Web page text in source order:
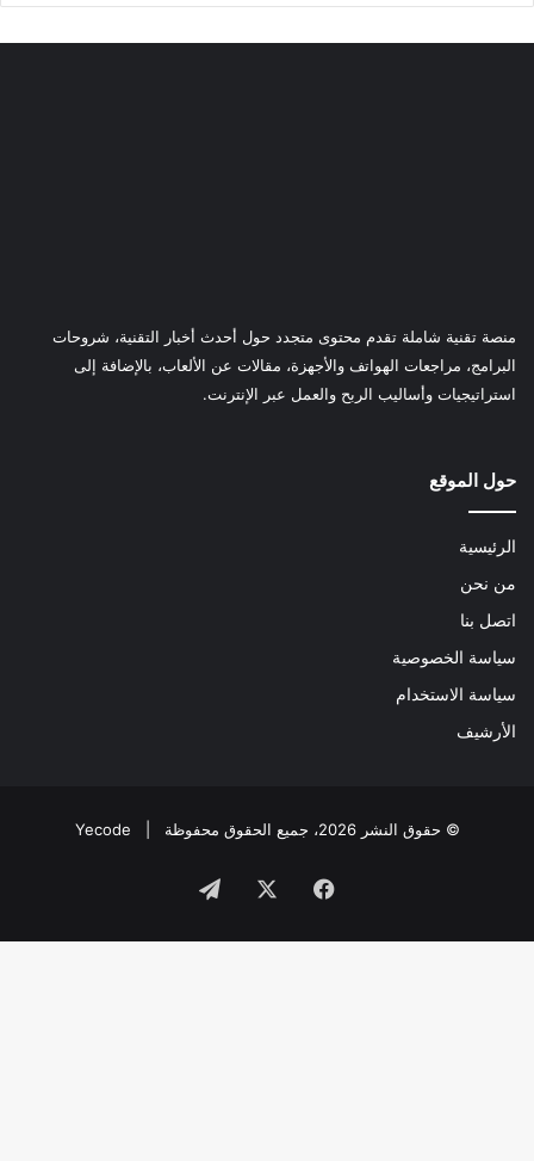
منصة تقنية شاملة تقدم محتوى متجدد حول أحدث أخبار التقنية، شروحات
البرامج، مراجعات الهواتف والأجهزة، مقالات عن الألعاب، بالإضافة إلى
استراتيجيات وأساليب الربح والعمل عبر الإنترنت.
حول الموقع
الرئيسية
من نحن
اتصل بنا
سياسة الخصوصية
سياسة الاستخدام
الأرشيف
© حقوق النشر 2026، جميع الحقوق محفوظة | Yecode
فيسبوك تيلقرام